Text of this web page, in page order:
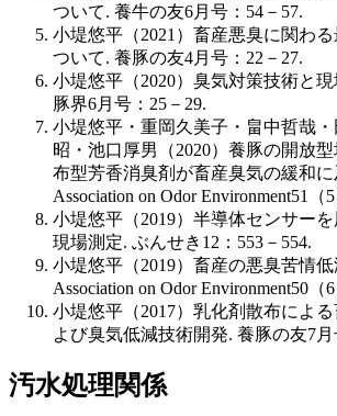
ついて. 養牛の友6月号：54－57.
小堤悠平（2021）畜産悪臭に関わ
ついて. 養豚の友4月号：22－27.
小堤悠平（2020）臭気対策技術と
豚界6月号：25－29.
小堤悠平・重岡久美子・畠中哲哉
昭・池口厚男（2020）養豚の開放
布型芳香消臭剤が畜産臭気の緩和に
Association on Odor Environment51（
小堤悠平（2019）半導体センサー
現場測定. ぶんせき12：553－554.
小堤悠平（2019）畜産の悪臭苦情低
Association on Odor Environment50（
小堤悠平（2017）乳化剤散布によ
よび臭気低減技術開発. 養豚の友7月
汚水処理関係